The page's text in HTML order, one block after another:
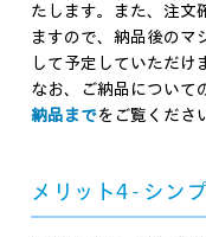
たします。また、注文
ますので、納品後のマ
して予定していただけ
なお、ご納品について
納品までをご覧くださ
メリット4 - シン